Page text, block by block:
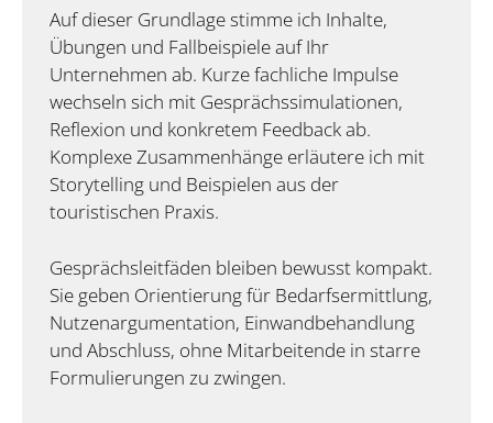
Auf dieser Grundlage stimme ich Inhalte,
Übungen und Fallbeispiele auf Ihr
Unternehmen ab. Kurze fachliche Impulse
wechseln sich mit Gesprächssimulationen,
Reflexion und konkretem Feedback ab.
Komplexe Zusammenhänge erläutere ich mit
Storytelling und Beispielen aus der
touristischen Praxis.
Gesprächsleitfäden bleiben bewusst kompakt.
Sie geben Orientierung für Bedarfsermittlung,
Nutzenargumentation, Einwandbehandlung
und Abschluss, ohne Mitarbeitende in starre
Formulierungen zu zwingen.